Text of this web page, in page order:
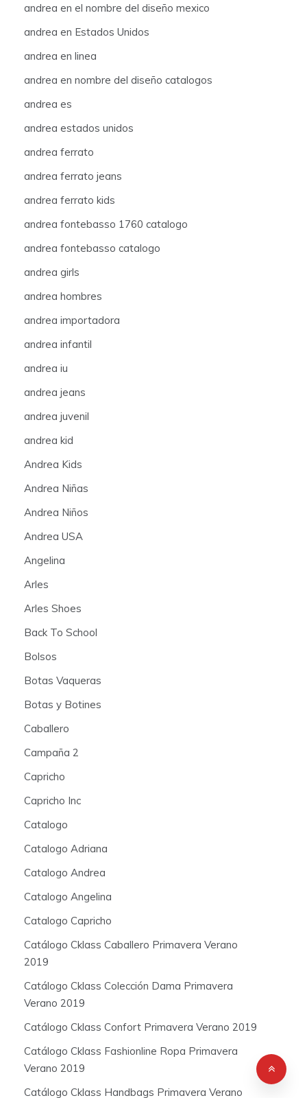
andrea en el nombre del diseño mexico
andrea en Estados Unidos
andrea en linea
andrea en nombre del diseño catalogos
andrea es
andrea estados unidos
andrea ferrato
andrea ferrato jeans
andrea ferrato kids
andrea fontebasso 1760 catalogo
andrea fontebasso catalogo
andrea girls
andrea hombres
andrea importadora
andrea infantil
andrea iu
andrea jeans
andrea juvenil
andrea kid
Andrea Kids
Andrea Niñas
Andrea Niños
Andrea USA
Angelina
Arles
Arles Shoes
Back To School
Bolsos
Botas Vaqueras
Botas y Botines
Caballero
Campaña 2
Capricho
Capricho Inc
Catalogo
Catalogo Adriana
Catalogo Andrea
Catalogo Angelina
Catalogo Capricho
Catálogo Cklass Caballero Primavera Verano
2019
Catálogo Cklass Colección Dama Primavera
Verano 2019
Catálogo Cklass Confort Primavera Verano 2019
Catálogo Cklass Fashionline Ropa Primavera
Verano 2019
Catálogo Cklass Handbags Primavera Verano